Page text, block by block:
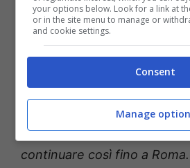
ho avuto negli altri Grandi
Vuelte, che ho fatto, ho
settimana mi sentivo
fortuna sto avendo la
dire che mi sento ancora
esperienze che ho fatto e
continuare così fino a
your options below. Look for a link at
or in the site menu to manage or
and cookie settings.
Consent
Manage